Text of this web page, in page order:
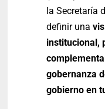
la Secretaría
definir una
institucional,
gobernanza
gobierno en